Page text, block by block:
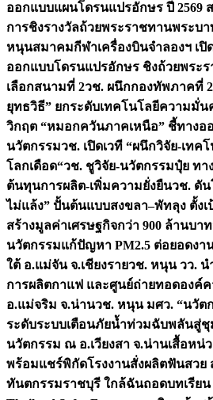
ออกแบบแผนโดรนแปรอักษร ปี 2569
การชิงรางวัลถ้วยพระราชทานพระบา
หนุนสมาคมกีฬาเครื่องบินจำลองฯ เ
ออกแบบโดรนแปรอักษร ชิงถ้วยพระ
เลือกสนามที่ 2วช. ผนึกกองทัพภาคที่
ยุทธวิธี” ยกระดับเทคโนโลยีความมั่น
วิกฤต “หมอกควันภาคเหนือ” ชี้ทางออ
นวัตกรรมวช. เปิดเวที “ผนึกวิจัย-เทค
โลกเดือด“วช. ชูวิจัย-นวัตกรรมปุ๋ย ทา
ต้นทุนการผลิต-เพิ่มความยั่งยืนวช. ดัน
ไม่แล้ง” ปั้นต้นแบบสงขลา–พัทลุง ตั้งเ
สร้างมูลค่าเศรษฐกิจกว่า 900 ล้านบาท
นวัตกรรมแก้ปัญหา PM2.5 ต่อยอดง
ใต้ อ.แม่จัน จ.เชียงรายวช. หนุน วว. น
การผลิตกาแฟ และศูนย์ถ่ายทอดองค์
อ.แม่จริม จ.น่านวช. หนุน มศว. “นวัต
ระดับระบบเตือนภัยน้ำท่วมฉับพลันสู่
นวัตกรรม ณ อ.เวียงสา จ.น่านเสื้อหน่
พร้อมแชร์พิกัดโรงงานสั่งผลิตฟันสวย
ทันตกรรมราชบุรี ใกล้ฉันถอดบทเรียน